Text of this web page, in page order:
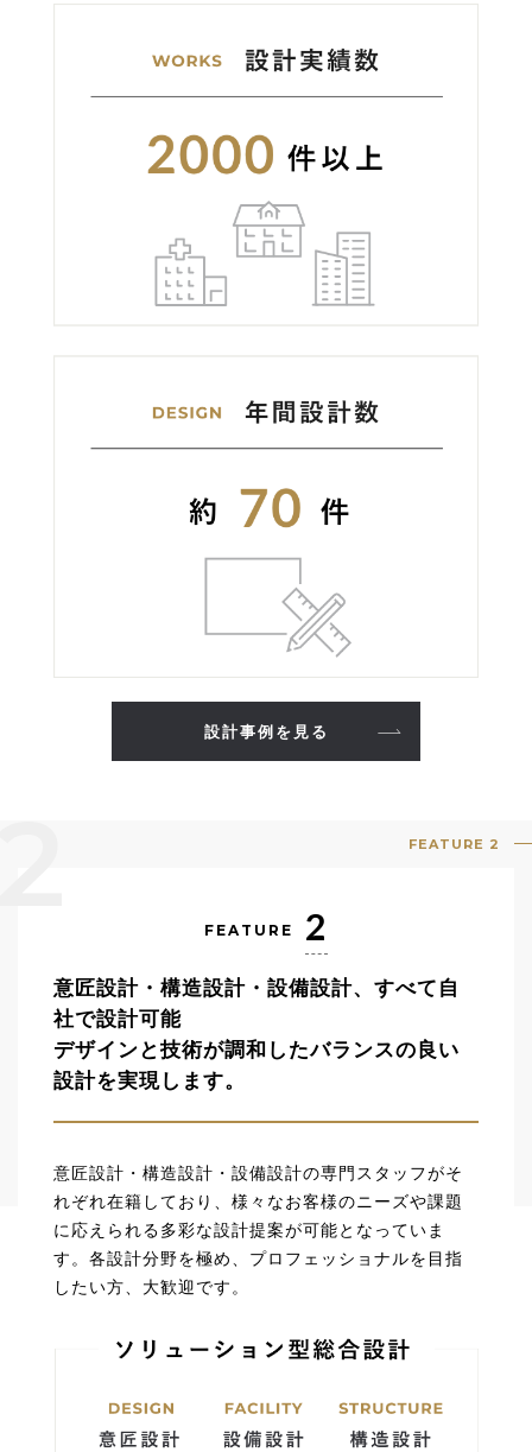
設計事例を見る
FEATURE 2
FEATURE 2
意匠設計・構造設計・設備設計、すべて自
社で設計可能
デザインと技術が調和したバランスの良い
設計を実現します。
意匠設計・構造設計・設備設計の専門スタッフがそ
れぞれ在籍しており、様々なお客様のニーズや課題
に応えられる多彩な設計提案が可能となっていま
す。各設計分野を極め、プロフェッショナルを目指
したい方、大歓迎です。